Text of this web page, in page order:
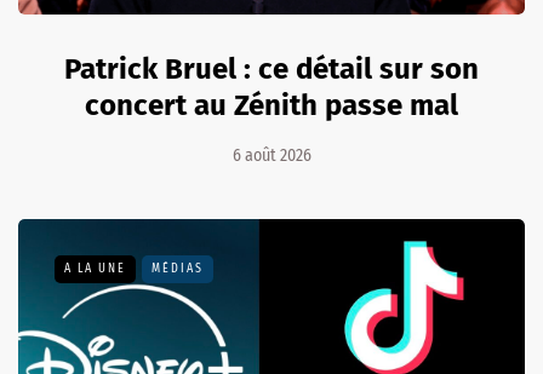
Patrick Bruel : ce détail sur son
concert au Zénith passe mal
6 août 2026
A LA UNE MÉDIAS